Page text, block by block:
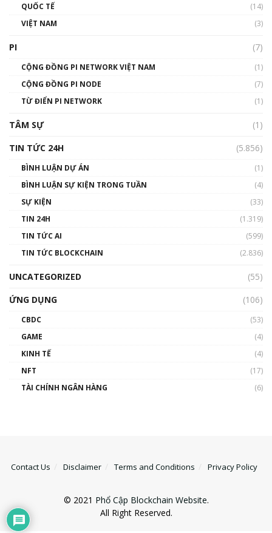
Talkshow 14: MemeCoin – Trò đùa tỷ đô
01:29:26
QUỐC TẾ
(14)
VIỆT NAM
(3)
PI (7)
CỘNG ĐỒNG PI NETWORK VIỆT NAM
(1)
CỘNG ĐỒNG PI NODE
(7)
TỪ ĐIỂN PI NETWORK
(1)
TÂM SỰ
(1)
TIN TỨC 24H
(5.856)
BÌNH LUẬN DỰ ÁN
(1)
BÌNH LUẬN SỰ KIỆN TRONG TUẦN
(4)
SỰ KIỆN
(33)
TIN 24H
(1.319)
TIN TỨC AI
(599)
TIN TỨC BLOCKCHAIN
(2.836)
UNCATEGORIZED
(55)
ỨNG DỤNG
(106)
CBDC
(53)
GAME
(4)
KINH TẾ
(4)
NFT
(17)
TÀI CHÍNH NGÂN HÀNG
(6)
Contact Us Disclaimer Terms and Conditions Privacy Policy
© 2021 Phổ Cập Blockchain Website.
All Right Reserved.